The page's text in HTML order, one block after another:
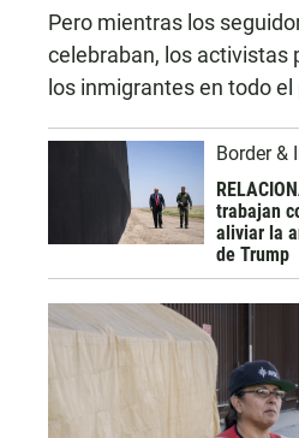
Pero mientras los
celebraban, los activistas
los inmigrantes en todo
Border &
trabajan
aliviar la
de Trump